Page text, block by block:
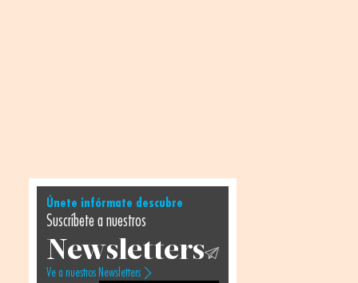
Únete infórmate descubre
Suscríbete a nuestros
Newsletters
Ve a nuestros Newsletters